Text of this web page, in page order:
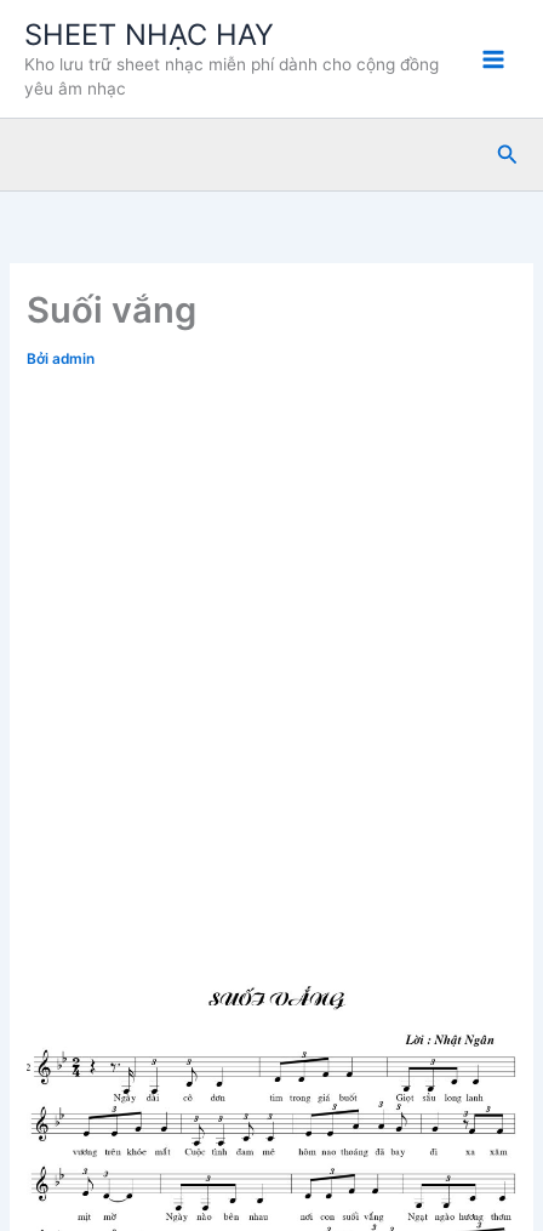
dung
SHEET NHẠC HAY
Kho lưu trữ sheet nhạc miễn phí dành cho cộng đồng
yêu âm nhạc
Tìm
Suối vắng
Bởiadmin